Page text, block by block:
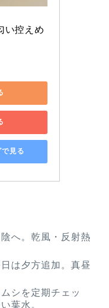
い控えめ
見る
陰へ。乾風・反射熱
は夕方追加。真昼
シを定期チェッ
葉水。